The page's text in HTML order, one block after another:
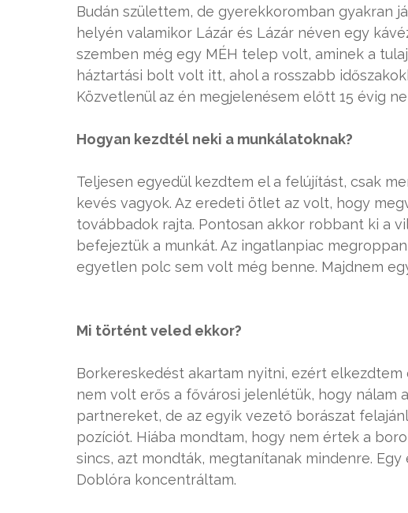
Budán születtem, de gyerekkoromban gyakran
helyén valamikor Lázár és Lázár néven egy
szemben még egy MÉH telep volt, aminek a
háztartási bolt volt itt, ahol a rosszabb
Közvetlenül az én megjelenésem előtt 15 évig
Hogyan kezdtél neki a munkálatoknak?
Teljesen egyedül kezdtem el a felújítást, csak
kevés vagyok. Az eredeti ötlet az volt, hogy
továbbadok rajta. Pontosan akkor robbant ki a
befejeztük a munkát. Az ingatlanpiac
egyetlen polc sem volt még benne. Majdnem
Mi történt veled ekkor?
Borkereskedést akartam nyitni, ezért
nem volt erős a fővárosi jelenlétük, hogy nálam
partnereket, de az egyik vezető borászat
pozíciót. Hiába mondtam, hogy nem értek a
sincs, azt mondták, megtanítanak mindenre.
Doblóra koncentráltam.